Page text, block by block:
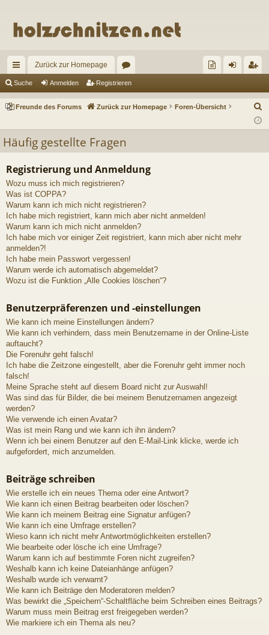
ch
ne
riff
Zurück zur Homepage
or
en un
s
m
n
ist
rie
n
Suche Anmelden Registrieren
Freunde des Forums Zurück zur Homepage Foren-Übersicht
Häufig gestellte Fragen
Registrierung und Anmeldung
Wozu muss ich mich registrieren?
Was ist COPPA?
Warum kann ich mich nicht registrieren?
Ich habe mich registriert, kann mich aber nicht anmelden!
Warum kann ich mich nicht anmelden?
Ich habe mich vor einiger Zeit registriert, kann mich aber nicht mehr
anmelden?!
Ich habe mein Passwort vergessen!
Warum werde ich automatisch abgemeldet?
Wozu ist die Funktion „Alle Cookies löschen“?
Benutzerpräferenzen und -einstellungen
Wie kann ich meine Einstellungen ändern?
Wie kann ich verhindern, dass mein Benutzername in der Online-Liste
auftaucht?
Die Forenuhr geht falsch!
Ich habe die Zeitzone eingestellt, aber die Forenuhr geht immer noch
falsch!
Meine Sprache steht auf diesem Board nicht zur Auswahl!
Was sind das für Bilder, die bei meinem Benutzernamen angezeigt
werden?
Wie verwende ich einen Avatar?
Was ist mein Rang und wie kann ich ihn ändern?
Wenn ich bei einem Benutzer auf den E-Mail-Link klicke, werde ich
aufgefordert, mich anzumelden.
Beiträge schreiben
Wie erstelle ich ein neues Thema oder eine Antwort?
Wie kann ich einen Beitrag bearbeiten oder löschen?
Wie kann ich meinem Beitrag eine Signatur anfügen?
Wie kann ich eine Umfrage erstellen?
Wieso kann ich nicht mehr Antwortmöglichkeiten erstellen?
Wie bearbeite oder lösche ich eine Umfrage?
Warum kann ich auf bestimmte Foren nicht zugreifen?
Weshalb kann ich keine Dateianhänge anfügen?
Weshalb wurde ich verwarnt?
Wie kann ich Beiträge den Moderatoren melden?
Was bewirkt die „Speichern“-Schaltfläche beim Schreiben eines Beitrags?
Warum muss mein Beitrag erst freigegeben werden?
Wie markiere ich ein Thema als neu?